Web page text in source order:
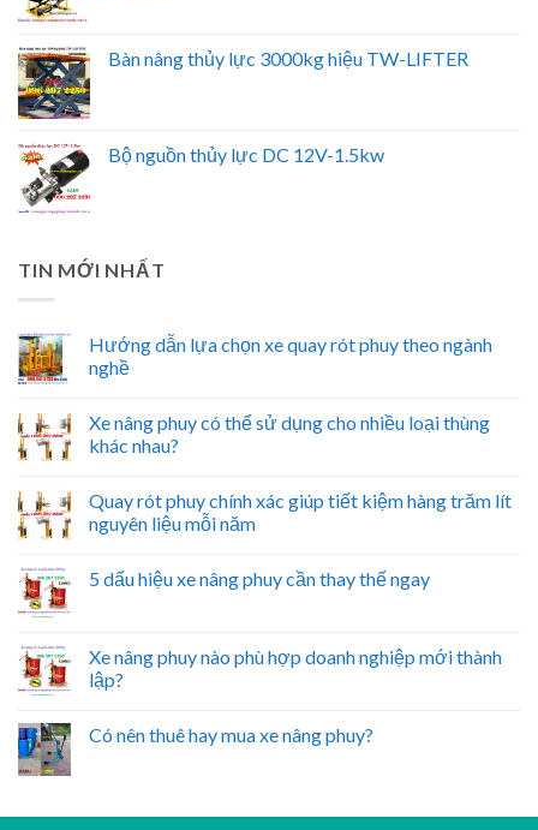
Bàn nâng thủy lực 3000kg hiệu TW-LIFTER
Bộ nguồn thủy lực DC 12V-1.5kw
TIN MỚI NHẤT
Hướng dẫn lựa chọn xe quay rót phuy theo ngành
nghề
Xe nâng phuy có thể sử dụng cho nhiều loại thùng
khác nhau?
Quay rót phuy chính xác giúp tiết kiệm hàng trăm lít
nguyên liệu mỗi năm
5 dấu hiệu xe nâng phuy cần thay thế ngay
Xe nâng phuy nào phù hợp doanh nghiệp mới thành
lập?
Có nên thuê hay mua xe nâng phuy?